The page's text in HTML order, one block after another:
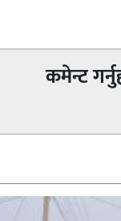
कमेन्ट